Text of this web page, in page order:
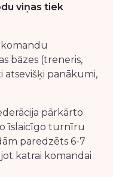
viņas tiek
komandu
bāzes (treneris,
atsevišķi panākumi,
pārkārto
īslaicīgo turnīru
paredzēts 6-7
katrai komandai